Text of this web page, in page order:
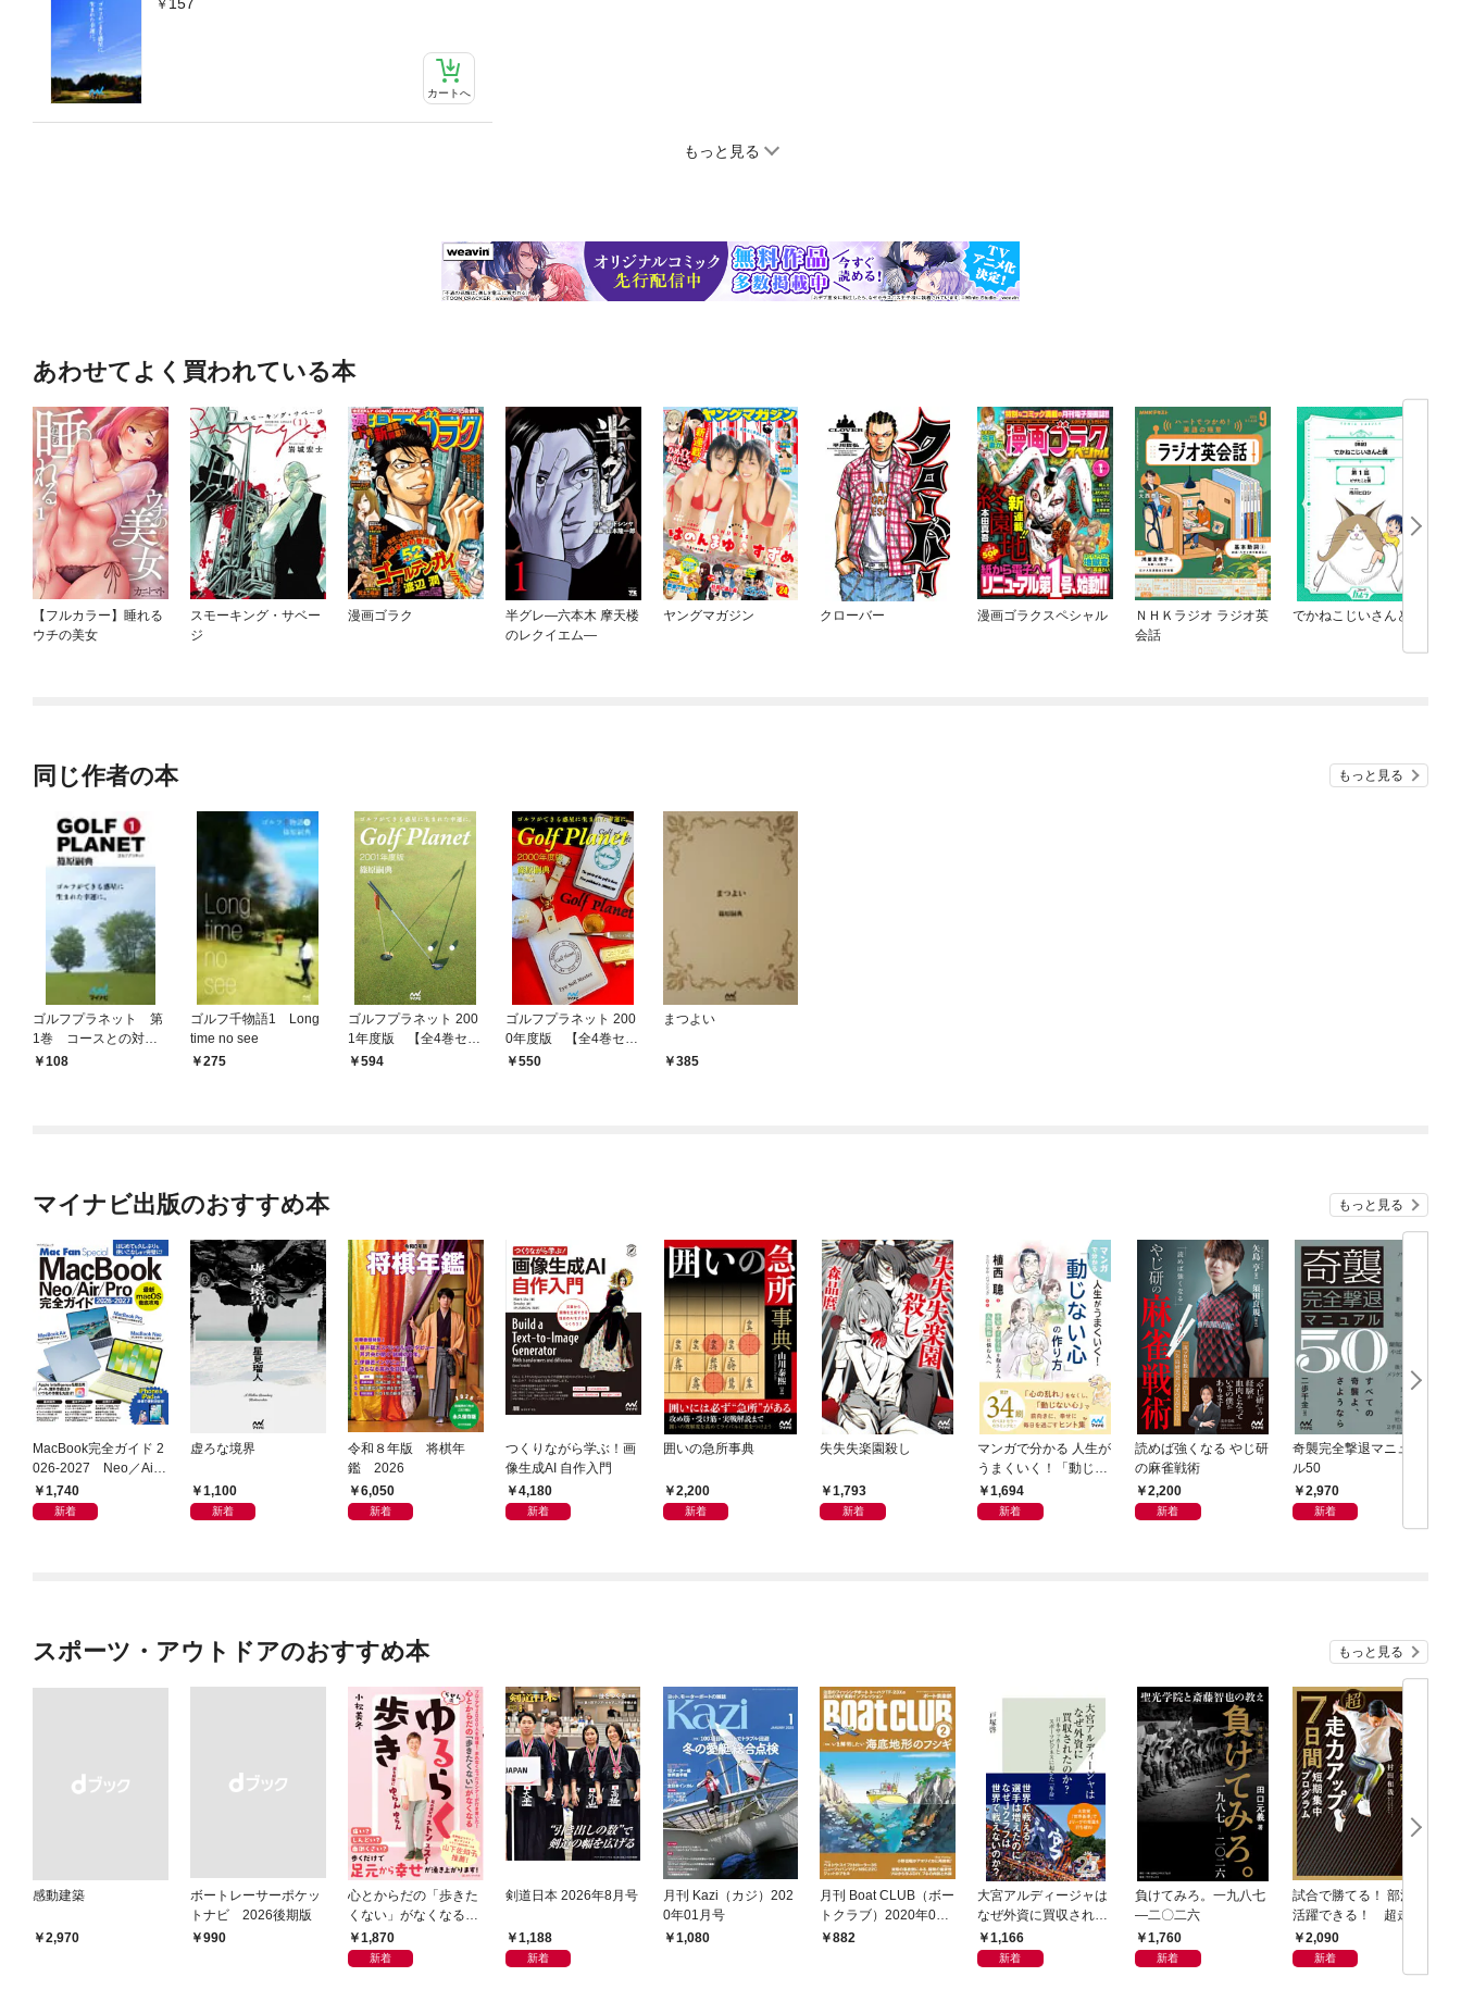
157
カートへ
もっと見る
あわせてよく買われている本
【フルカラー】睡れる
ウチの美女
スモーキング・サベー
ジ
漫画ゴラク
半グレ—六本木 摩天楼
のレクイエム—
ヤングマガジン クローバー 漫画ゴラクスペシャル
ＮＨＫラジオ ラジオ英
会話
でかねこじいさんと僕
同じ作者の本 もっと見る
ゴルフプラネット 第
1巻 コースとの対話
を楽しむノウハウ
108
ゴルフ千物語1 Long
time no see
275
ゴルフプラネット 200
1年度版 【全4巻セッ
ト】594
ゴルフプラネット 200
0年度版 【全4巻セッ
ト】550
まつよい
385
マイナビ出版のおすすめ本 もっと見る
MacBook完全ガイド 2
026-2027 Neo／Air
／Pro対応
1,740
新着
虚ろな境界
1,100
新着
令和８年版 将棋年
鑑 2026
6,050
新着
つくりながら学ぶ！画
像生成AI 自作入門
4,180
新着
囲いの急所事典
2,200
新着
失失失楽園殺し
1,793
新着
マンガで分かる 人生が
うまくいく！「動じな
い心」の作り方
1,694
新着
読めば強くなる やじ研
の麻雀戦術
2,200
新着
奇襲完全撃退マニュア
ル50
2,970
新着
スポーツ・アウトドアのおすすめ本 もっと見る
感動建築
￥2,970
ボートレーサーポケッ
トナビ 2026後期版
￥990
心とからだの「歩きた
くない」がなくなる
らせん流 ゆるらく歩
き
1,870
新着
剣道日本 2026年8月号
1,188
新着
月刊 Kazi（カジ）202
0年01月号
1,080
月刊 Boat CLUB（ボー
トクラブ）2020年02
月号
882
大宮アルディージャは
なぜ外資に買収された
のか？～日本サッカー
とスポーツビジネスに
1,166
新着
負けてみろ。一九八七
―二〇二六
1,760
新着
試合で勝てる！ 部活で
活躍できる！ 超走力
アップ 7日間短期集中
プログラム
2,090
新着